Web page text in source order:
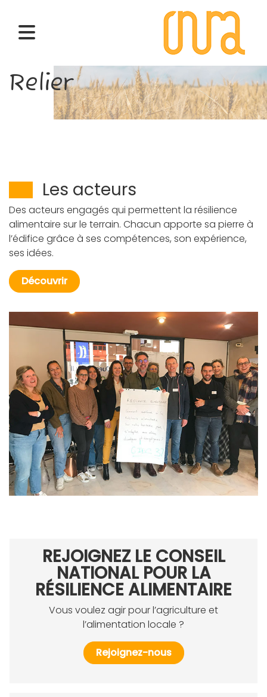
Relier
Les acteurs
Des acteurs engagés qui permettent la résilience
alimentaire sur le terrain. Chacun apporte sa pierre à
l’édifice grâce à ses compétences, son expérience,
ses idées.
Découvrir
REJOIGNEZ LE CONSEIL
NATIONAL POUR LA
RÉSILIENCE ALIMENTAIRE
Vous voulez agir pour l’agriculture et
l’alimentation locale ?
Rejoignez-nous